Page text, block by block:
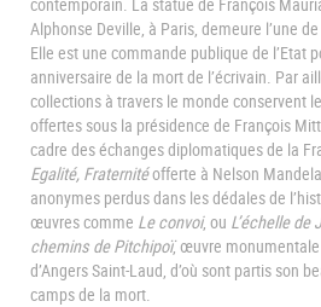
Alphonse Deville, à Paris, demeure l’une
Elle est une commande publique de l’Etat
anniversaire de la mort de l’écrivain. Par
collections à travers le monde conservent
offertes sous la présidence de François
cadre des échanges diplomatiques de la
Egalité, Fraternitéofferte à Nelson
anonymes perdus dans les dédales de
œuvres comme Le convoi, ou L’échelle de
chemins de Pitchipoï, œuvre
d’Angers Saint-Laud, d’où sont partis son
camps de la mort.